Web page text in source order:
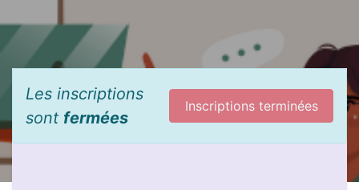
Les inscriptions
sont fermées
Inscriptions terminées